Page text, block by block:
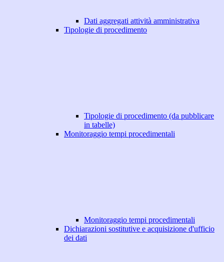
Dati aggregati attività amministrativa
Tipologie di procedimento
Tipologie di procedimento (da pubblicare
in tabelle)
Monitoraggio tempi procedimentali
Monitoraggio tempi procedimentali
Dichiarazioni sostitutive e acquisizione d'ufficio
dei dati